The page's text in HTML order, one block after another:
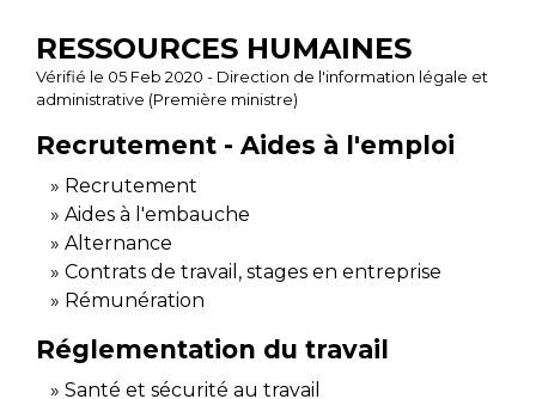
RESSOURCES HUMAINES
Vérifié le 05 Feb 2020 - Direction de l'information légale et
administrative (Première ministre)
Recrutement - Aides à l'emploi
Recrutement
Aides à l'embauche
Alternance
Contrats de travail, stages en entreprise
Rémunération
Réglementation du travail
Santé et sécurité au travail